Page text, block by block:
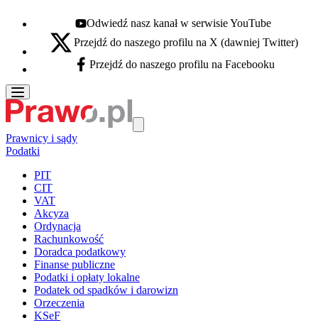
Youtube - otwiera się w nowej karcie
Odwiedź nasz kanał w serwisie YouTube
X - otwiera się w nowej karcie
Przejdź do naszego profilu na X (dawniej Twitter)
Facebook - otwiera się w nowej karcie
Przejdź do naszego profilu na Facebooku
Prawnicy i sądy
Podatki
PIT
CIT
VAT
Akcyza
Ordynacja
Rachunkowość
Doradca podatkowy
Finanse publiczne
Podatki i opłaty lokalne
Podatek od spadków i darowizn
Orzeczenia
KSeF